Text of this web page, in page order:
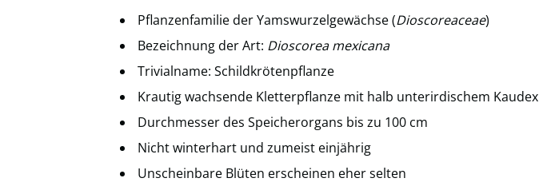
Pflanzenfamilie der Yamswurzelgewächse (Dioscoreaceae)
Bezeichnung der Art: Dioscorea mexicana
Trivialname: Schildkrötenpflanze
Krautig wachsende Kletterpflanze mit halb unterirdischem Kaudex
Durchmesser des Speicherorgans bis zu 100 cm
Nicht winterhart und zumeist einjährig
Unscheinbare Blüten erscheinen eher selten